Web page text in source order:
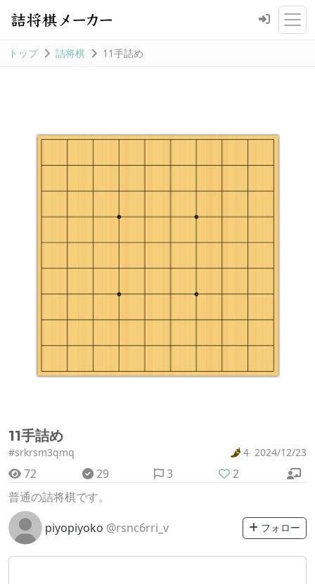
トップ 詰将棋 11手詰め
11手詰め
#srkrsm3qmq 4 2024/12/23
72 29 3
2
普通の詰将棋です。
piyopiyoko @rsnc6rri_v フォロー